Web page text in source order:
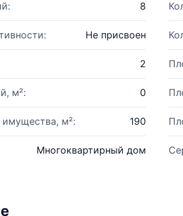
8
Не присвоен
2
м²: 0
м²: 190
Многоквартирный дом